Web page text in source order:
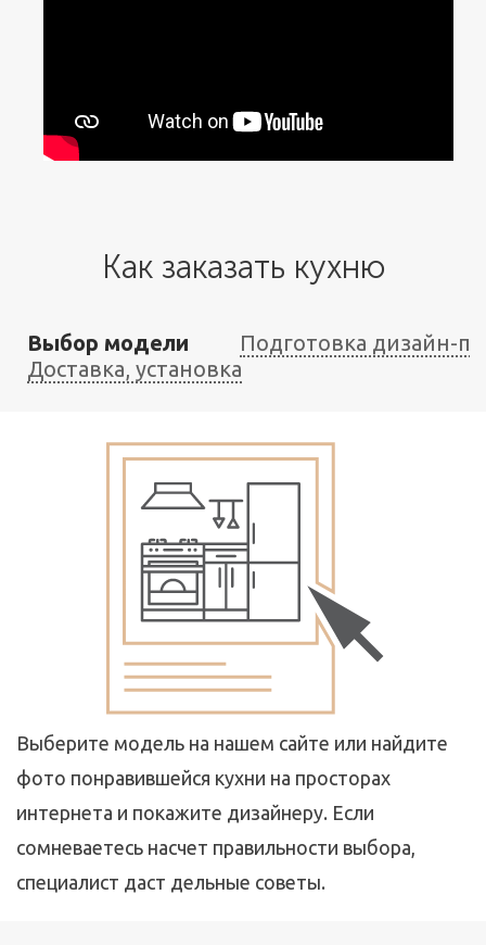
Как заказать кухню
Выбор модели
Подготовка дизайн-
Доставка, установка
Выберите модель на нашем сайте или найдите
фото понравившейся кухни на просторах
интернета и покажите дизайнеру. Если
сомневаетесь насчет правильности выбора,
специалист даст дельные советы.